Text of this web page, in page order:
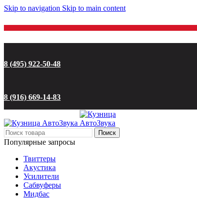
Skip to navigation Skip to main content
8 (495) 922-50-48
8 (916) 669-14-83
Поиск
Популярные запросы
Твиттеры
Акустика
Усилители
Сабвуферы
Мидбас